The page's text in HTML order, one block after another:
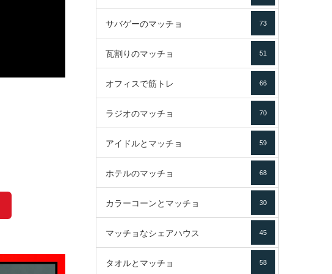
サバゲーのマッチョ 73
瓦割りのマッチョ 51
オフィスで筋トレ 66
ラジオのマッチョ 70
アイドルとマッチョ 59
ホテルのマッチョ 68
カラーコーンとマッチョ 30
マッチョなシェアハウス 45
タオルとマッチョ 58